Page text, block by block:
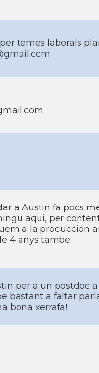
temes laborals
a Austin fa pocs
aqui, per
a la produccion
4 anys tambe.
per a un postdoc
bastant a faltar
bona xerrafa!